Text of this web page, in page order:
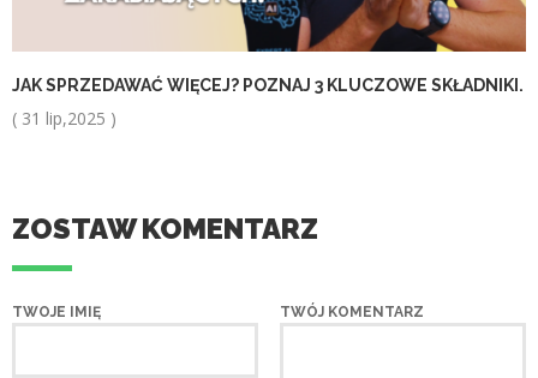
JAK SPRZEDAWAĆ WIĘCEJ? POZNAJ 3 KLUCZOWE SKŁADNIKI.
( 31 lip,2025 )
ZOSTAW KOMENTARZ
TWÓJ KOMENTARZ
TWOJE IMIĘ